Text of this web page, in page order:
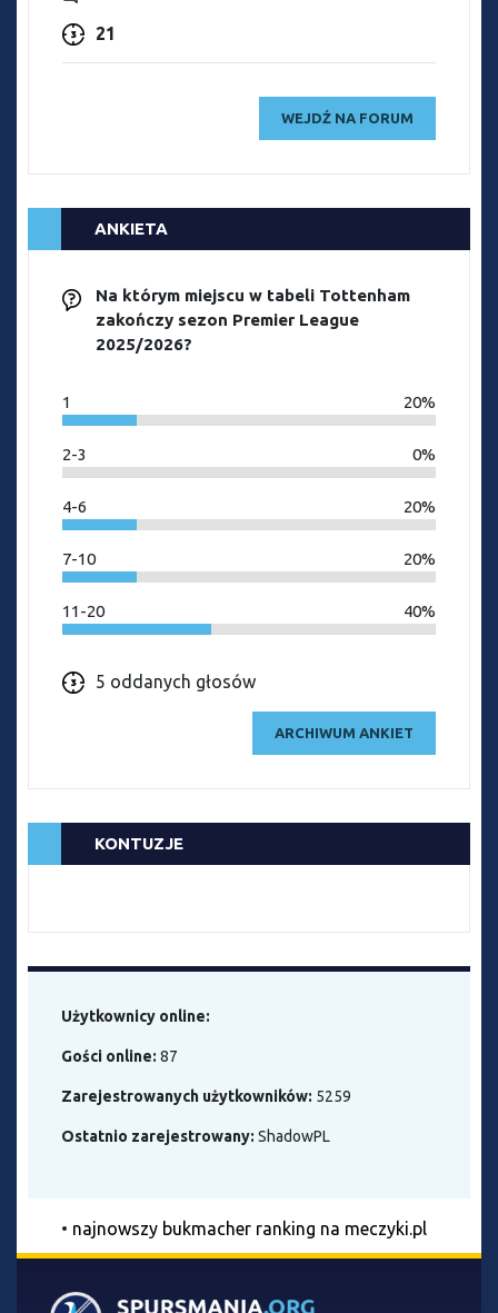
21
WEJDŹ NA FORUM
ANKIETA
Na którym miejscu w tabeli Tottenham
zakończy sezon Premier League
2025/2026?
1 20%
2-3 0%
4-6 20%
7-10 20%
11-20 40%
5 oddanych głosów
ARCHIWUM ANKIET
KONTUZJE
Użytkownicy online:
Gości online: 87
Zarejestrowanych użytkowników: 5259
Ostatnio zarejestrowany: ShadowPL
• najnowszy bukmacher ranking na meczyki.pl